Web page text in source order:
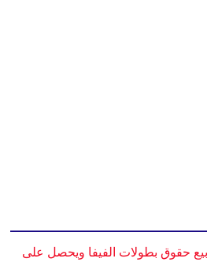
بيع حقوق بطولات الفيفا ويحصل على